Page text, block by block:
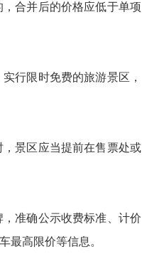
合并后的价格应低于单项
行限时免费的旅游景区，
景区应当提前在售票处或
准确公示收费标准、计价
最高限价等信息。